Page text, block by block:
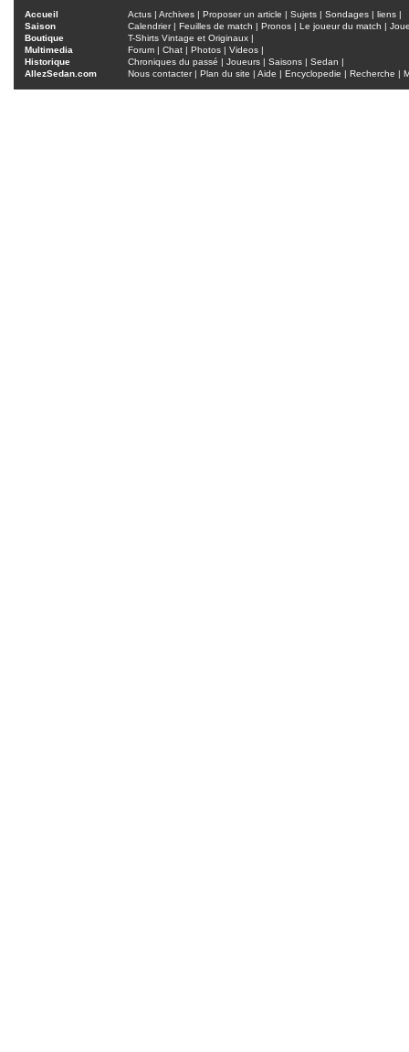
Accueil Actus | Archives | Proposer un article | Sujets | Sondages | liens |
Saison
Calendrier| Feuilles de match | Pronos | Le joueur du match |
Boutique
T-Shirts Vintage et Originaux |
Multimedia
Forum | Chat | Photos | Videos |
Historique
Chroniques du passé | Joueurs | Saisons | Sedan |
AllezSedan.com
Nous contacter| Plan du site | Aide | Encyclopedie | Recherche |